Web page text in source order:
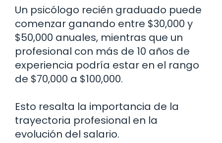
Un psicólogo recién graduado puede
comenzar ganando entre $30,000 y
$50,000 anuales, mientras que un
profesional con más de 10 años de
experiencia podría estar en el rango
de $70,000 a $100,000.
Esto resalta la importancia de la
trayectoria profesional en la
evolución del salario.